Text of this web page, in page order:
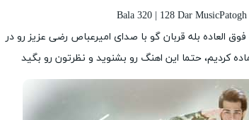
Bala 320 | 128 Dar MusicPatogh
فوق العاده بله قربان گو با صدای امیرعباص رضی عزیز رو در
کردیم، حتما این اهنگ رو بشنوید و نظرتون رو بگید